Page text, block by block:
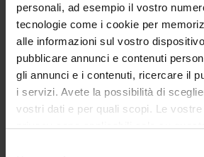
personali, ad esempio il vostro
tecnologie come i cookie per
alle informazioni sul vostro
pubblicare annunci e contenuti
gli annunci e i contenuti, ricercare il
i servizi. Avete la possibilità di
vostri dati e per quali scopi. Le
privacy sono applicabili solo su
Courses
Academic Calendar
Lesson timetable
Degree Programme
Exam calendar
Notices
Thesis and internship proposals